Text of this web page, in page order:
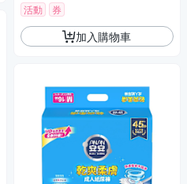
活動 券
加入購物車